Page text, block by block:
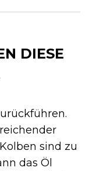
DIESE
sind zu
das Öl